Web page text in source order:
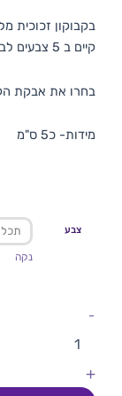
בקבוקון
קיים ב 5 צבעים לבחירה ורוד, תכלת, סגול, כתום וירוק
בחרו את אבקת
מידות- כ5 ס"מ
צבע
נקה
-
+